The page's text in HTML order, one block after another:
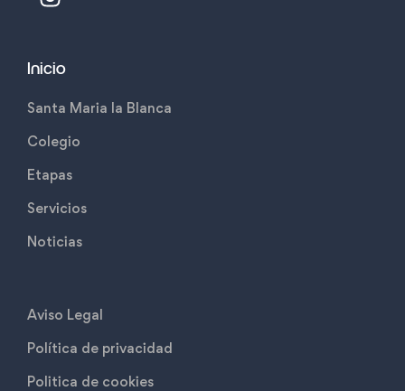
Inicio
Santa Maria la Blanca
Colegio
Etapas
Servicios
Noticias
Aviso Legal
Política de privacidad
Politica de cookies